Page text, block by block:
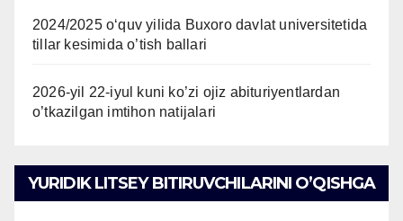
2024/2025 oʻquv yilida Buxoro davlat universitetida
tillar kesimida o’tish ballari
2026-yil 22-iyul kuni ko’zi ojiz abituriyentlardan
o’tkazilgan imtihon natijalari
YURIDIK LITSEY BITIRUVCHILARINI O’QISHGA